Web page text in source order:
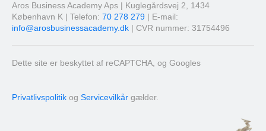
Aros Business Academy Aps | Kuglegårdsvej 2, 1434
København K | Telefon: 70 278 279 | E-mail:
info@arosbusinessacademy.dk | CVR nummer: 31754496
Dette site er beskyttet af reCAPTCHA, og Googles
Privatlivspolitik og Servicevilkår gælder.